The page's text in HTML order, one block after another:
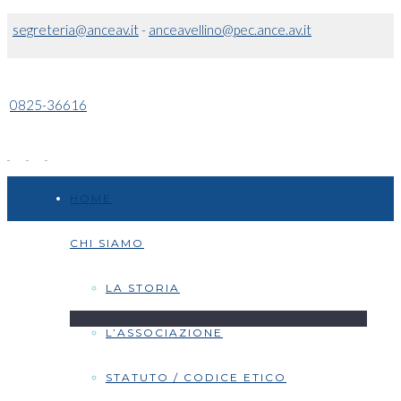
segreteria@anceav.it- anceavellino@pec.ance.av.it
0825-36616
CHI SIAMO
LA STORIA
L’ASSOCIAZIONE
STATUTO / CODICE ETICO